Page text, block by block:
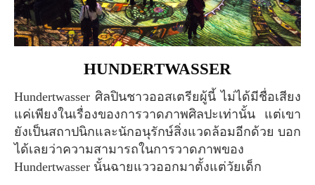
HUNDERTWASSER
Hundertwasser ศิลปินชาวออสเตรียผู้นี้ ไม่ได้มีชื่อเสียง
แค่เพียงในเรื่องของการวาดภาพศิลปะเท่านั้น แต่เขา
ยังเป็นสถาปนิกและนักอนุรักษ์สิ่งแวดล้อมอีกด้วย บอก
ได้เลยว่าความสามารถในการวาดภาพของ
Hundertwasser นั้นฉายแววออกมาตั้งแต่วัยเด็ก